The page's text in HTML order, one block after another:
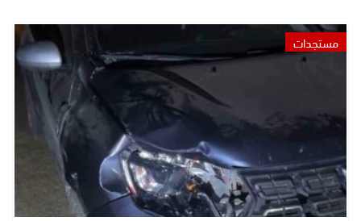
مستجدات